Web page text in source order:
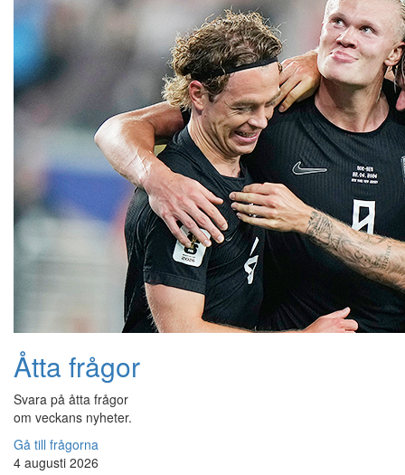
Åtta frågor
Svara på åtta frågor
om veckans nyheter.
Gå till frågorna
4 augusti 2026